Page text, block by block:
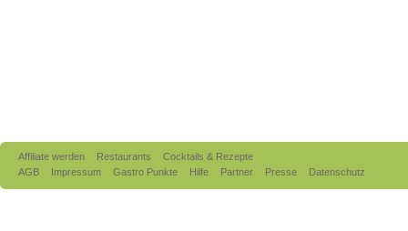
Affiliate werden Restaurants
Cocktails & Rezepte
AGB
Impressum Gastro Punkte Hilfe Partner Presse Datenschutz